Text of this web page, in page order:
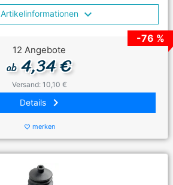
Artikelinformationen
-76 %
12 Angebote
ab4,34 €
Versand: 10,10 €
Details keyboard_arrow_right
favorite_border merken